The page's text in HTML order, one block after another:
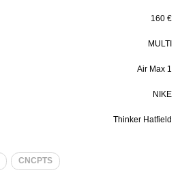
160 €
MULTI
Air Max 1
NIKE
Thinker Hatfield
CNCPTS